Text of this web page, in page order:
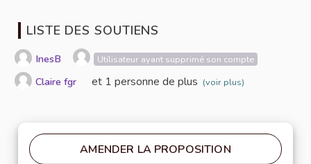
LISTE DES SOUTIENS
InesB Utilisateur ayant supprimé son compte
Claire fgr et 1 personne de plus (voir plus)
AMENDER LA PROPOSITION